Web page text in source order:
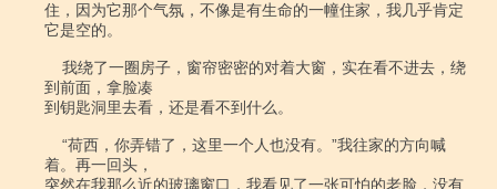
住，因为它那个气氛，不像是有生命的一幢住家，我几乎肯定
它是空的。
到前面，拿脸凑
到钥匙洞里去看，还是看不到什么。
着。再一回头，
突然在我那么近的玻璃窗口，我看见了一张可怕的老脸，没有